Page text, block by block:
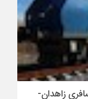
زاهدان-